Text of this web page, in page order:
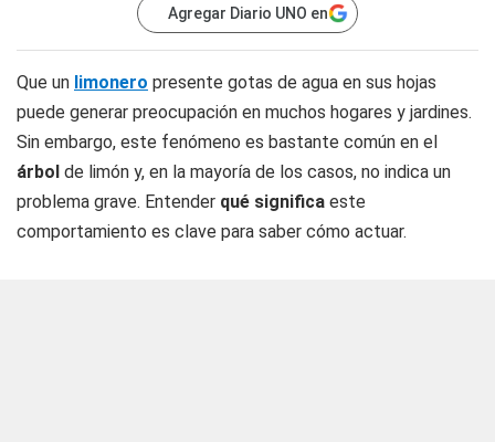
Agregar Diario UNO en
Que un limonero presente gotas de agua en sus hojas
puede generar preocupación en muchos hogares y jardines.
Sin embargo, este fenómeno es bastante común en el
árbol de limón y, en la mayoría de los casos, no indica un
problema grave. Entender qué significa este
comportamiento es clave para saber cómo actuar.